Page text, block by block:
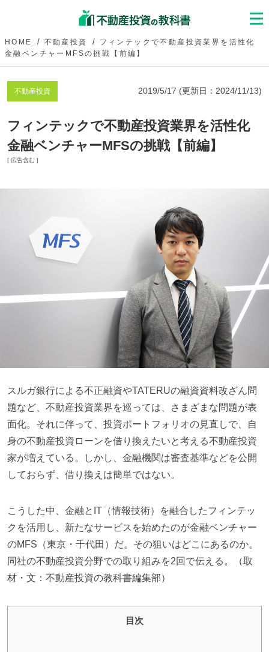
HOME 不動産投資
フィンテックで不動産投資業界を活性化
金融ベンチャーMFSの挑戦【前編】
不動産投資 2019/5/17 (更新日： 2024/11/13)
フィンテックで不動産投資業界を活性化
金融ベンチャーMFSの挑戦【前編】
[ 広告含む ]
スルガ銀行による不正融資やTATERUの融資資料改ざん問
題など、不動産投資業界を巡っては、さまざまな問題が表
面化。それに伴って、投資ポートフォリオの見直しで、自
身の不動産投資ローンを借り換えたいと考える不動産投資
家が増えている。しかし、金融機関は審査基準などを公開
しておらず、借り換えは簡単ではない。
こうした中、金融とIT（情報技術）を融合したフィンテッ
クを活用し、新たなサービスを始めたのが金融ベンチャー
のMFS（東京・千代田）だ。その狙いはどこにあるのか。
同社の不動産投資分野での取り組みを2回で伝える。（取
材・文：不動産投資の教科書編集部）
目次